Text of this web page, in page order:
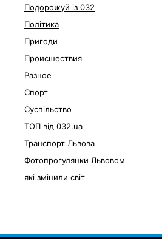
Подорожуй із 032
Політика
Пригоди
Происшествия
Разное
Спорт
Суспільство
ТОП від 032.ua
Транспорт Львова
Фотопрогулянки Львовом
які змінили світ